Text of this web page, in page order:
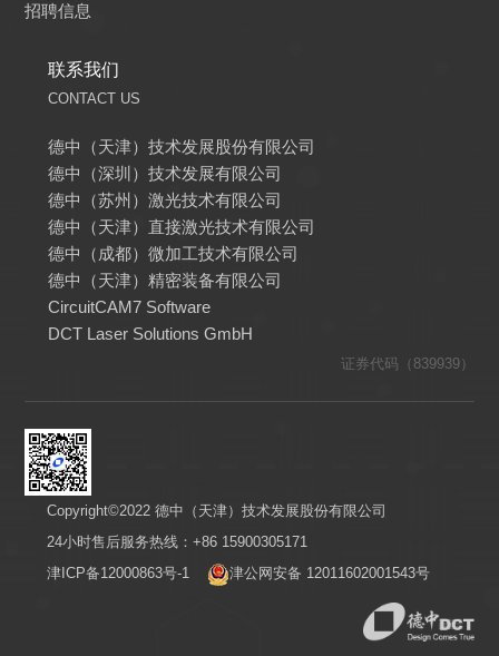
招聘信息
联系我们
CONTACT US
德中（天津）技术发展股份有限公司
德中（深圳）技术发展有限公司
德中（苏州）激光技术有限公司
德中（天津）直接激光技术有限公司
德中（成都）微加工技术有限公司
德中（天津）精密装备有限公司
CircuitCAM7 Software
DCT Laser Solutions GmbH
证券代码（839939）
Copyright©2022 德中（天津）技术发展股份有限公司
24小时售后服务热线：+86 15900305171
津ICP备12000863号-1
津公网安备 12011602001543号